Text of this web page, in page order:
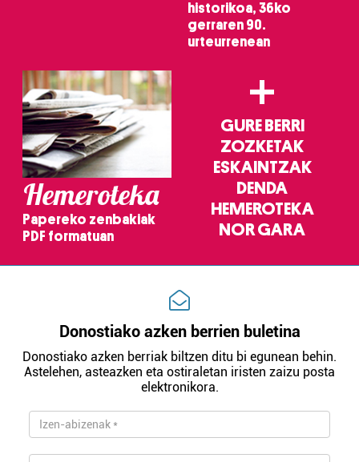
historikoa, 36ko
gerraren 90.
urteurrenean
Hemeroteka
Papereko zenbakiak
PDF formatuan
+
GURE BERRI
ZOZKETAK
ESKAINTZAK
DENDA
HEMEROTEKA
NOR GARA
Donostiako azken berrien buletina
Donostiako azken berriak biltzen ditu bi egunean behin.
Astelehen, asteazken eta ostiraletan iristen zaizu posta
elektronikora.